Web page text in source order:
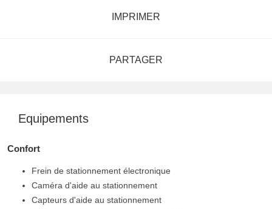
IMPRIMER
PARTAGER
Equipements
Confort
Frein de stationnement électronique
Caméra d'aide au stationnement
Capteurs d'aide au stationnement